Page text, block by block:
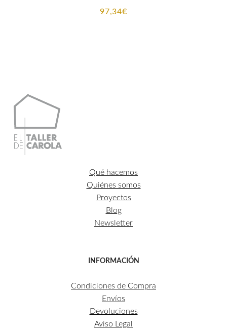
97,34€
Qué hacemos
Quiénes somos
Proyectos
Blog
Newsletter
INFORMACIÓN
Condiciones de Compra
Envíos
Devoluciones
Aviso Legal